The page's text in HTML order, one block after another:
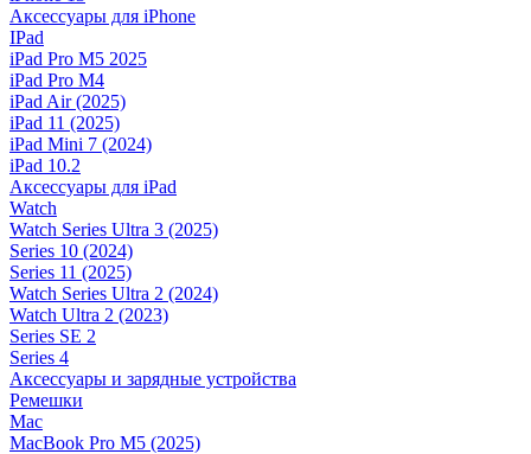
Аксессуары для iPhone
IPad
iPad Pro M5 2025
iPad Pro M4
iPad Air (2025)
iPad 11 (2025)
iPad Mini 7 (2024)
iPad 10.2
Аксессуары для iPad
Watch
Watch Series Ultra 3 (2025)
Series 10 (2024)
Series 11 (2025)
Watch Series Ultra 2 (2024)
Watch Ultra 2 (2023)
Series SE 2
Series 4
Аксессуары и зарядные устройства
Ремешки
Mac
MacBook Pro M5 (2025)